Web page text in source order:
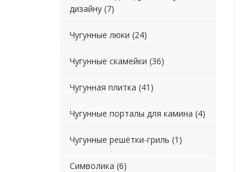
дизайну (7)
Чугунные люки (24)
Чугунные скамейки (36)
Чугунная плитка (41)
Чугунные порталы для камина (4)
Чугунные решётки-гриль (1)
Символика (6)